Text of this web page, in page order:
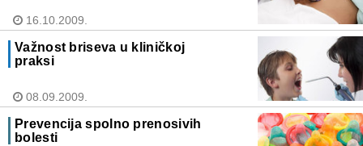
16.10.2009.
Važnost briseva u kliničkoj
praksi
08.09.2009.
Prevencija spolno prenosivih
bolesti